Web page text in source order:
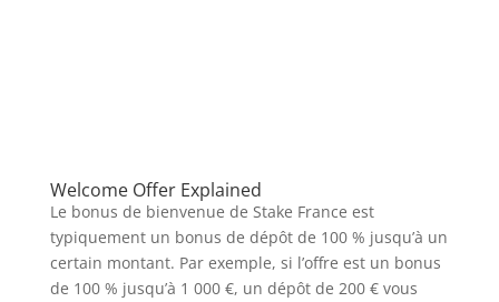
Welcome Offer Explained
Le bonus de bienvenue de Stake France est
typiquement un bonus de dépôt de 100 % jusqu’à un
certain montant. Par exemple, si l’offre est un bonus
de 100 % jusqu’à 1 000 €, un dépôt de 200 € vous